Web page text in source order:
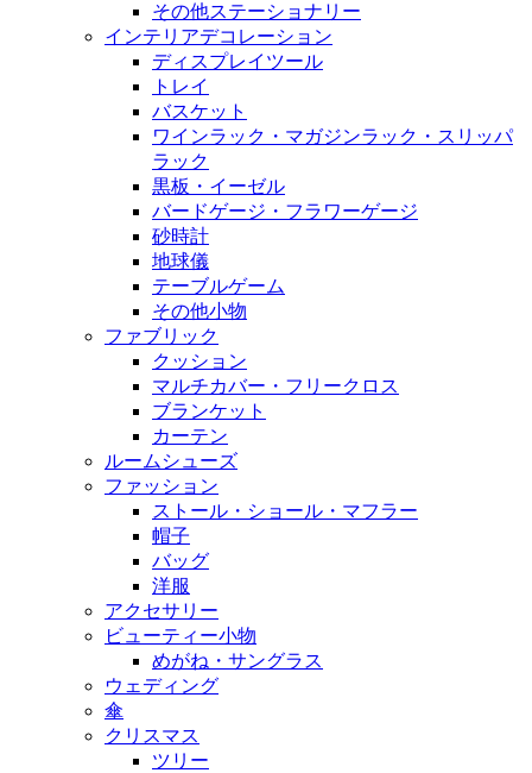
その他ステーショナリー
インテリアデコレーション
ディスプレイツール
トレイ
バスケット
ワインラック・マガジンラック・スリッパ
ラック
黒板・イーゼル
バードゲージ・フラワーゲージ
砂時計
地球儀
テーブルゲーム
その他小物
ファブリック
クッション
マルチカバー・フリークロス
ブランケット
カーテン
ルームシューズ
ファッション
ストール・ショール・マフラー
帽子
バッグ
洋服
アクセサリー
ビューティー小物
めがね・サングラス
ウェディング
傘
クリスマス
ツリー